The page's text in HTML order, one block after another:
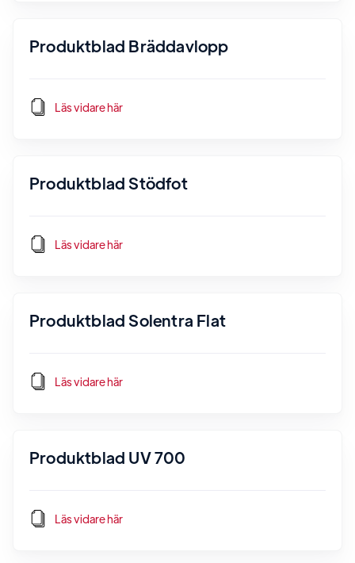
Produktblad Bräddavlopp
Läs vidare här
Produktblad Stödfot
Läs vidare här
Produktblad Solentra Flat
Läs vidare här
Produktblad UV 700
Läs vidare här